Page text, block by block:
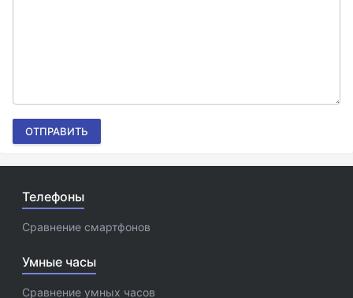
ОТПРАВИТЬ
Телефоны
Сравнение смартфонов
Умные часы
Сравнение умных часов